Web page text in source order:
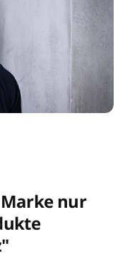
nur